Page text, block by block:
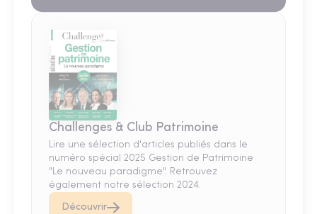
Challenges & Club Patrimoine
Lire une sélection d'articles publiés dans le
numéro spécial 2025 Gestion de Patrimoine
"Le nouveau paradigme". Retrouvez
également notre sélection 2024.
Découvrir